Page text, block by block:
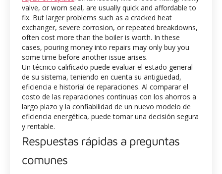
valve, or worn seal, are usually quick and affordable to
fix. But larger problems such as a cracked heat
exchanger, severe corrosion, or repeated breakdowns,
often cost more than the boiler is worth. In these
cases, pouring money into repairs may only buy you
some time before another issue arises.
Un técnico calificado puede evaluar el estado general
de su sistema, teniendo en cuenta su antigüedad,
eficiencia e historial de reparaciones. Al comparar el
costo de las reparaciones continuas con los ahorros a
largo plazo y la confiabilidad de un nuevo modelo de
eficiencia energética, puede tomar una decisión segura
y rentable.
Respuestas rápidas a preguntas
comunes